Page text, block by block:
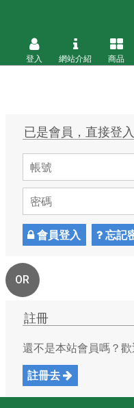
登入 網站介紹 商品
已是會員，直接登入
會員登入 忘記
OR
註冊
還不是本站會員嗎？歡
註冊去